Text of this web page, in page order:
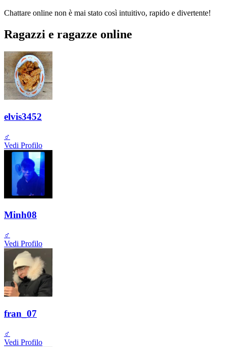
Chattare online non è mai stato così intuitivo, rapido e divertente!
Ragazzi e ragazze online
elvis3452
♂️
Vedi Profilo
Minh08
♂️
Vedi Profilo
fran_07
♂️
Vedi Profilo